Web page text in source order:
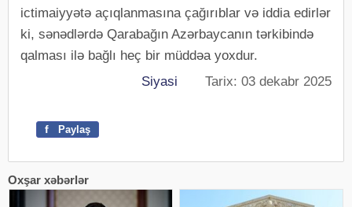
ictimaiyyətə açıqlanmasına çağırıblar və iddia edirlər
ki, sənədlərdə Qarabağın Azərbaycanın tərkibində
qalması ilə bağlı heç bir müddəa yoxdur.
Siyasi Tarix: 03 dekabr 2025
f Paylaş
Oxşar xəbərlər